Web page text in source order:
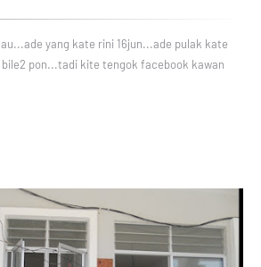
yang kate rini 16jun...ade pulak kate
pon...tadi kite tengok facebook kawan